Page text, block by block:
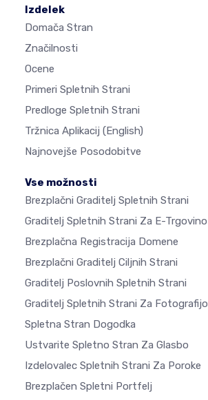
Izdelek
Domača Stran
Značilnosti
Ocene
Primeri Spletnih Strani
Predloge Spletnih Strani
Tržnica Aplikacij (English)
Najnovejše Posodobitve
Vse možnosti
Brezplačni Graditelj Spletnih Strani
Graditelj Spletnih Strani Za E-Trgovino
Brezplačna Registracija Domene
Brezplačni Graditelj Ciljnih Strani
Graditelj Poslovnih Spletnih Strani
Graditelj Spletnih Strani Za Fotografijo
Spletna Stran Dogodka
Ustvarite Spletno Stran Za Glasbo
Izdelovalec Spletnih Strani Za Poroke
Brezplačen Spletni Portfelj